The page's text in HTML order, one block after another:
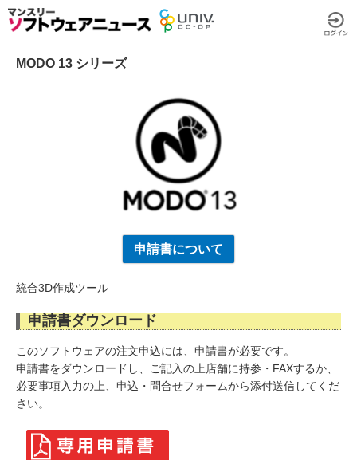
MODO 13 シリーズ
申請書について
統合3D作成ツール
申請書ダウンロード
このソフトウェアの注文申込には、申請書が必要です。
申請書をダウンロードし、ご記入の上店舗に持参・FAXするか、
必要事項入力の上、申込・問合せフォームから添付送信してくだ
さい。